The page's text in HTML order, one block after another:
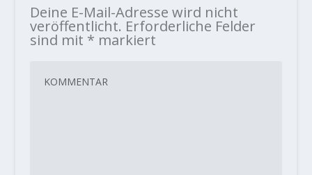
Deine E-Mail-Adresse wird nicht
veröffentlicht. Erforderliche Felder
sind mit * markiert